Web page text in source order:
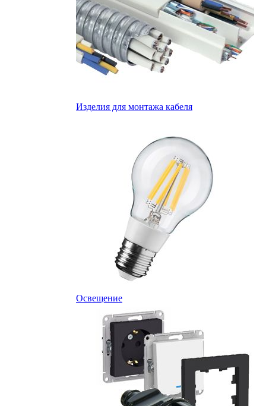
Изделия для монтажа кабеля
Освещение